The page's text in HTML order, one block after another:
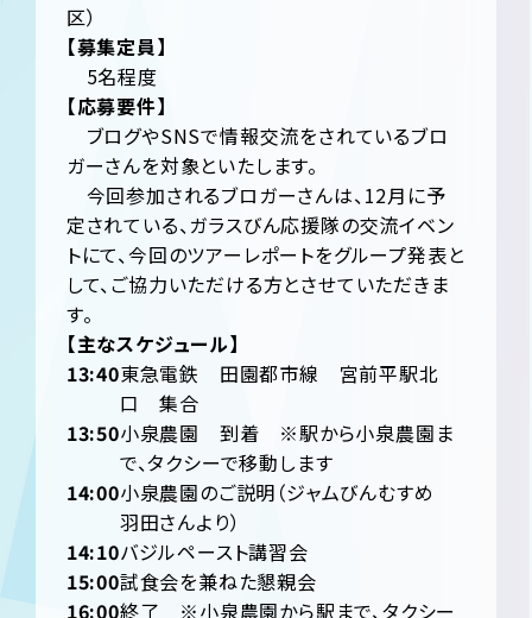
区）
【募集定員】
5名程度
【応募要件】
ブログやSNSで情報交流をされているブロ
ガーさんを対象といたします。
今回参加されるブロガーさんは、12月に予
定されている、ガラスびん応援隊の交流イベン
トにて、今回のツアーレポートをグループ発表と
して、ご協力いただける方とさせていただきま
す。
【主なスケジュール】
13:40東急電鉄 田園都市線 宮前平駅北
口 集合
13:50小泉農園 到着 ※駅から小泉農園ま
で、タクシーで移動します
14:00小泉農園のご説明（ジャムびんむすめ
羽田さんより）
14:10バジルペースト講習会
15:00試食会を兼ねた懇親会
16:00終了 ※小泉農園から駅まで、タクシー